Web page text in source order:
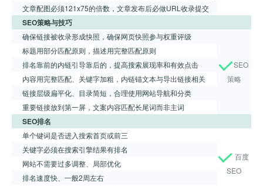
文章配图必须121x75的倍数，文章发布后必做URL收录提交
SEO策略与技巧
确保链接被收录形成快照，确保网页快照参与权重评级
SEO
策略
标题用部分匹配原则，描述用完整匹配原则
排名靠前的内链引导靠后的，提高搜索展现率和有效点击
内容用完整匹配、关键字加粗，内链锚文本与导出链接相关
链接层级扁平化、目录简短，合理使用网站导航和分类
重要链接放到第一屏，文案内容匹配长尾词而非主词
SEO排名
单个键词是否进入搜索首页或前三
百度
SEO
关键字必须在搜索引擎结果有排名
网站不需要过多调整、局部优化
排名速度快、一般2周左右